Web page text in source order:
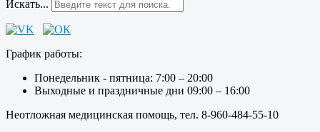
Искать...
График работы:
Понедельник - пятница: 7:00 – 20:00
Выходные и праздничные дни 09:00 – 16:00
Неотложная медицинская помощь, тел. 8-960-484-55-10